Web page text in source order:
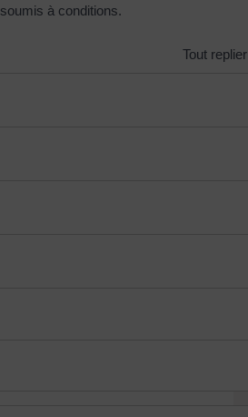
à conditions.
Tout replier